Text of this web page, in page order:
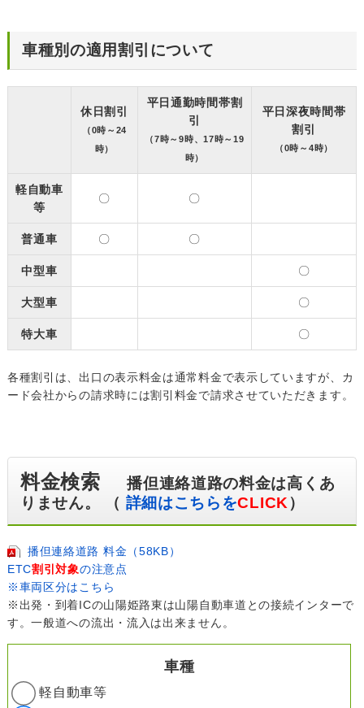
車種別の適用割引について
休日割引
（0時～24
時）
平日通勤時間帯割
引
（7時～9時、17時～19
時）
平日深夜時間帯
割引
（0時～4時）
軽自動車
等
〇 〇
普通車 〇 〇
中型車 〇
大型車 〇
特大車 〇
各種割引は、出口の表示料金は通常料金で表示していますが、カ
ード会社からの請求時には割引料金で請求させていただきます。
料金検索播但連絡道路の料金は高くあ
りません。 （ 詳細はこちらをCLICK ）
播但連絡道路 料金（58KB）
ETC割引対象の注意点
※車両区分はこちら
※出発・到着ICの山陽姫路東は山陽自動車道との接続インターで
す。一般道への流出・流入は出来ません。
車種
軽自動車等